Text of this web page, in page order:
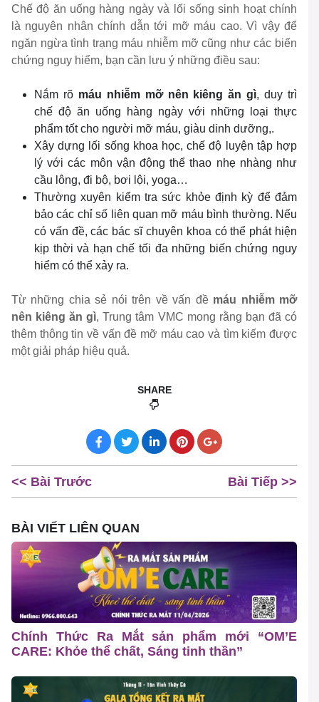
Chế độ ăn uống hàng ngày và lối sống sinh hoạt chính
là nguyên nhân chính dẫn tới mỡ máu cao. Vì vậy để
ngăn ngừa tình trạng máu nhiễm mỡ cũng như các biến
chứng nguy hiểm, bạn cần lưu ý những điều sau:
Nắm rõ máu nhiễm mỡ nên kiêng ăn gì, duy trì
chế độ ăn uống hàng ngày với những loại thực
phẩm tốt cho người mỡ máu, giàu dinh dưỡng,.
Xây dựng lối sống khoa học, chế độ luyện tập hợp
lý với các môn vận động thể thao nhẹ nhàng như
cầu lông, đi bộ, bơi lội, yoga…
Thường xuyên kiểm tra sức khỏe định kỳ để đảm
bảo các chỉ số liên quan mỡ máu bình thường. Nếu
có vấn đề, các bác sĩ chuyên khoa có thể phát hiện
kịp thời và hạn chế tối đa những biến chứng nguy
hiểm có thể xảy ra.
Từ những chia sẻ nói trên về vấn đề máu nhiễm mỡ
nên kiêng ăn gì, Trung tâm VMC mong rằng bạn đã có
thêm thông tin về vấn đề mỡ máu cao và tìm kiếm được
một giải pháp hiệu quả.
SHARE
<< Bài Trước Bài Tiếp >>
BÀI VIẾT LIÊN QUAN
Chính Thức Ra Mắt sản phẩm mới “OM’E
CARE: Khỏe thể chất, Sáng tinh thần”